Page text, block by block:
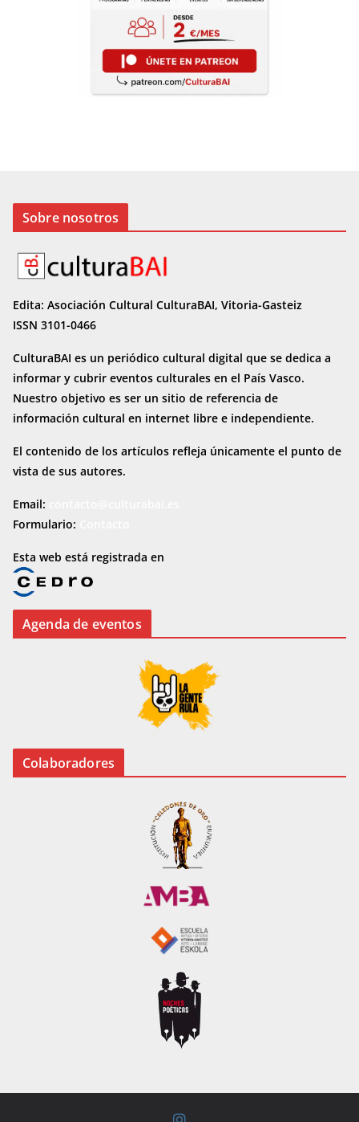
Sobre nosotros
Edita: Asociación Cultural CulturaBAI, Vitoria-Gasteiz
ISSN 3101-0466
CulturaBAI es un periódico cultural digital que se dedica a
informar y cubrir eventos culturales en el País Vasco.
Nuestro objetivo es ser un sitio de referencia de
información cultural en internet libre e independiente.
El contenido de los artículos refleja únicamente el punto de
vista de sus autores.
Email:
Formulario:
Esta web está registrada en
Agenda de eventos
Colaboradores